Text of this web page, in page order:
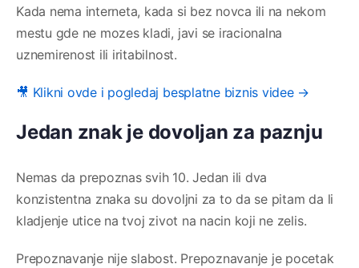
Kada nema interneta, kada si bez novca ili na nekom
mestu gde ne mozes kladi, javi se iracionalna
uznemirenost ili iritabilnost.
🎥 Klikni ovde i pogledaj besplatne biznis videe →
Jedan znak je dovoljan za paznju
Nemas da prepoznas svih 10. Jedan ili dva
konzistentna znaka su dovoljni za to da se pitam da li
kladjenje utice na tvoj zivot na nacin koji ne zelis.
Prepoznavanje nije slabost. Prepoznavanje je pocetak